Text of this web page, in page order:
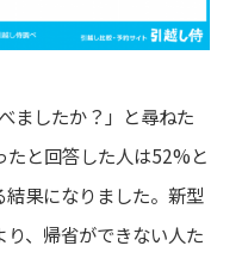
ましたか？」と尋ねた
たと回答した人は52%と
果になりました。新型
、帰省ができない人た